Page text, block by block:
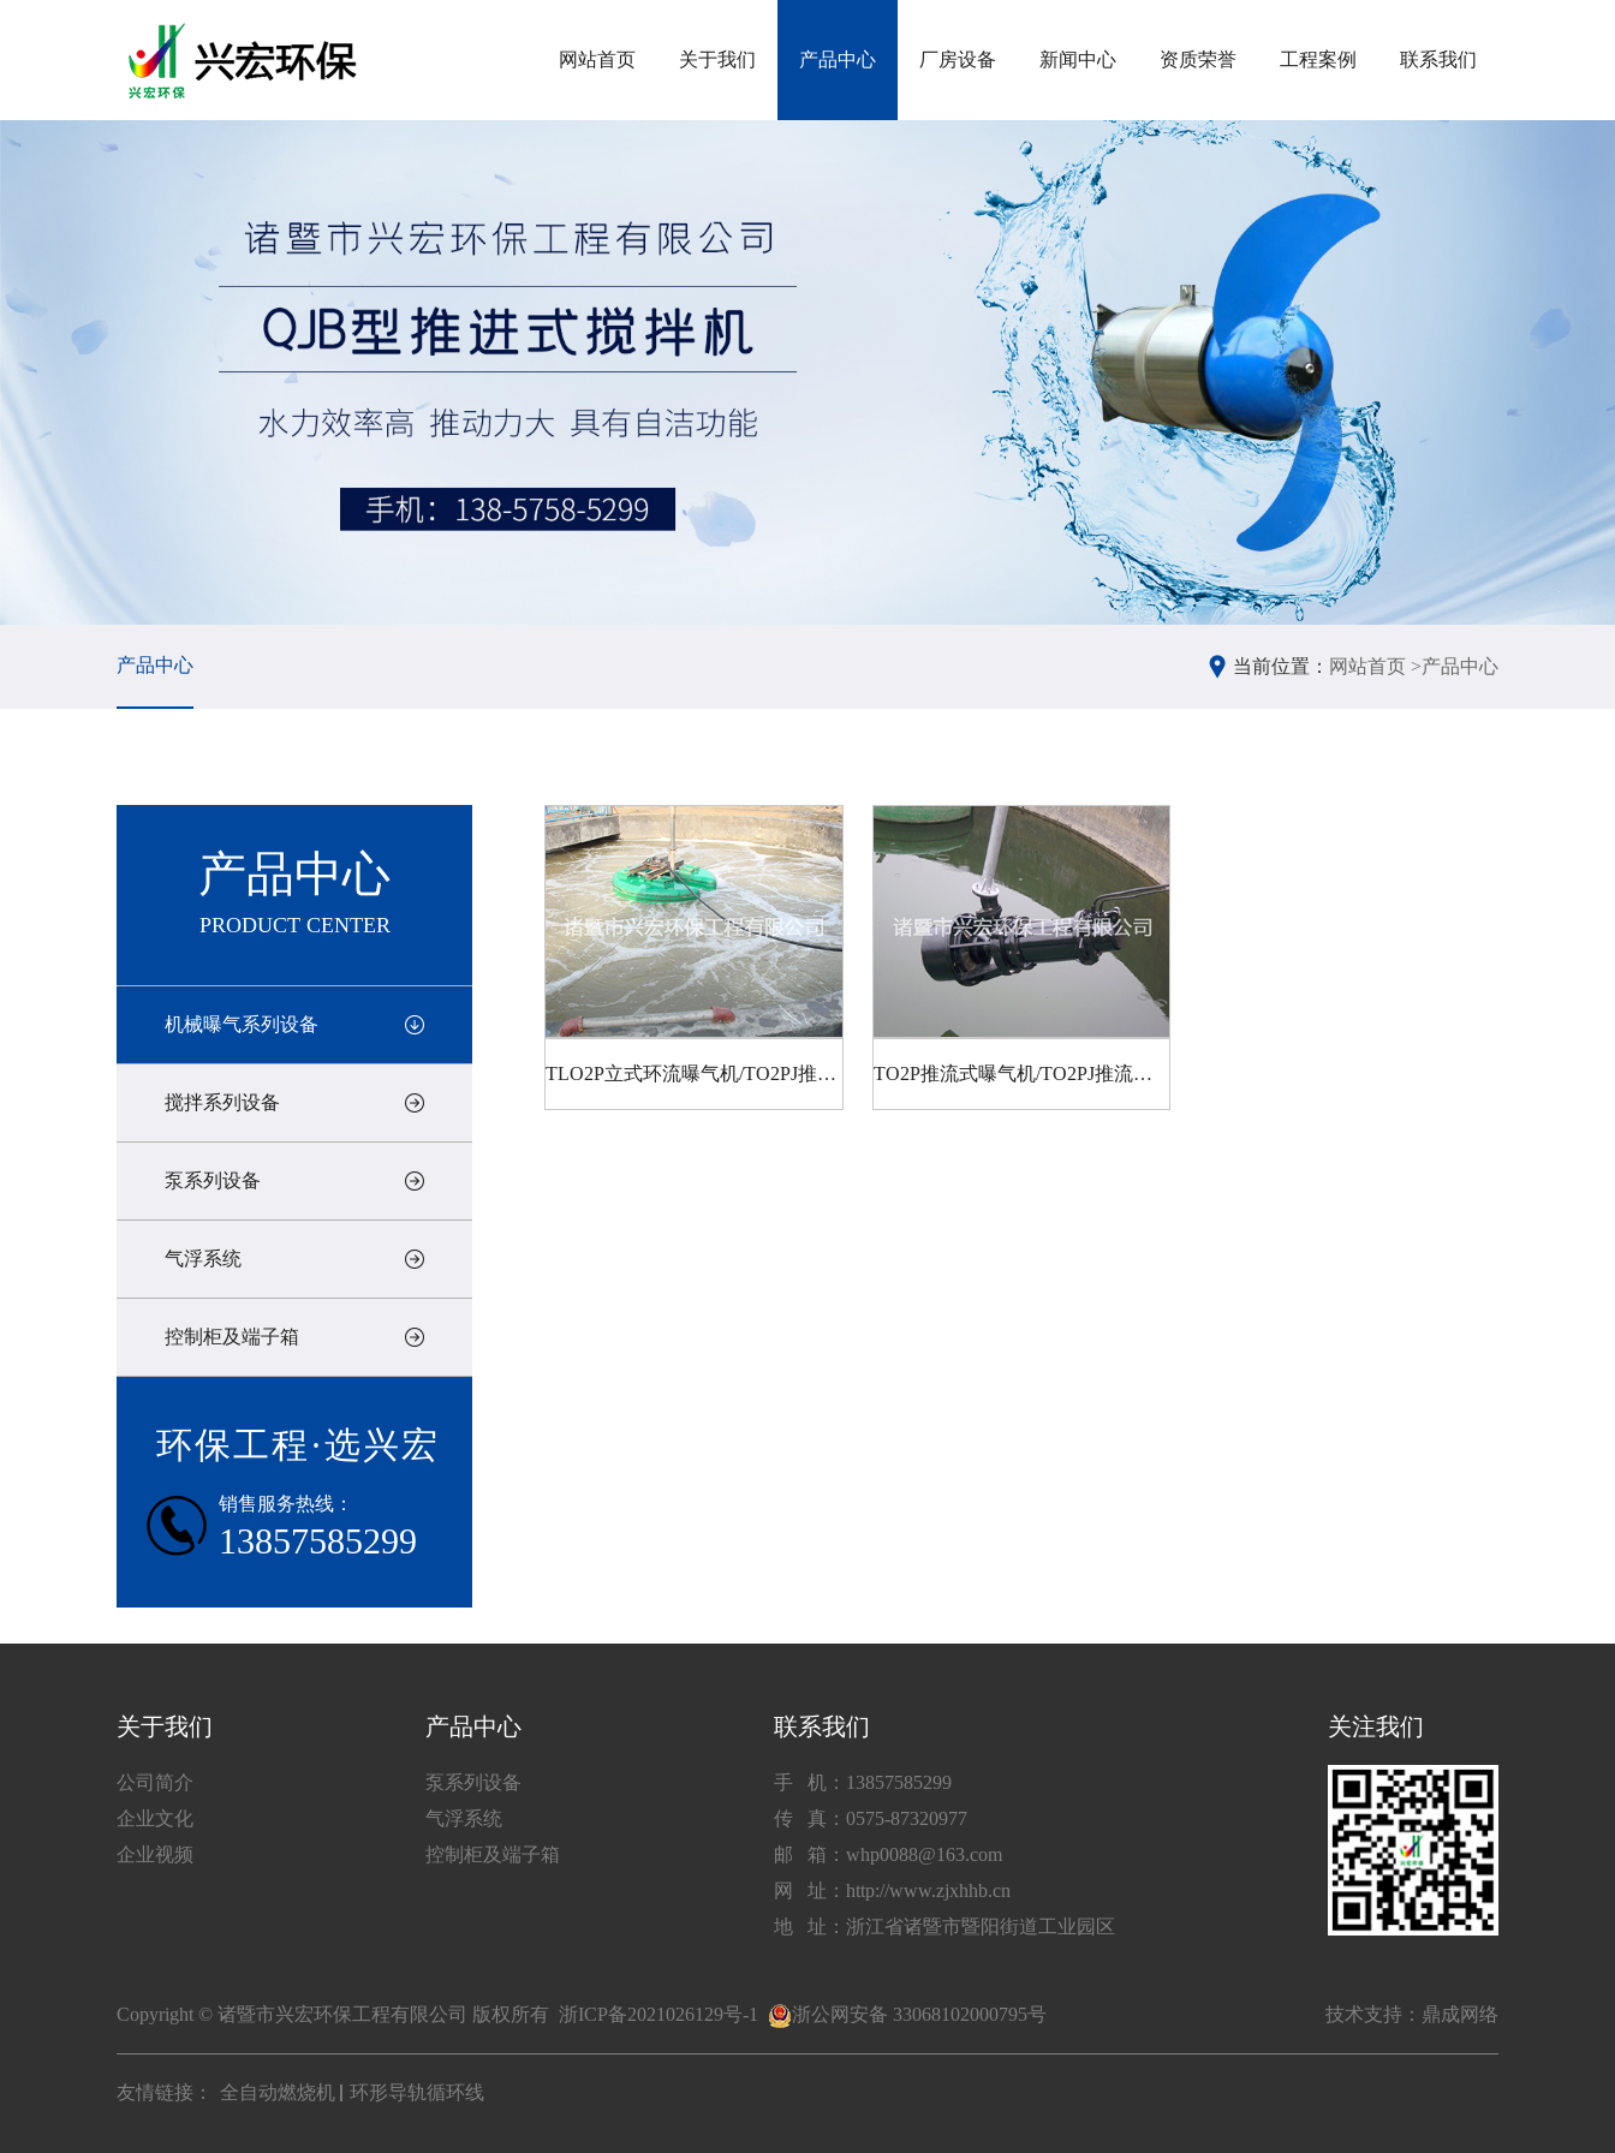
网站首页 关于我们 产品中心 厂房设备 新闻中心 资质荣誉 工程案例 联系我们
当前位置： 网站首页 >产品中心
产品中心
产品中心
PRODUCT CENTER
机械曝气系列设备
搅拌系列设备
泵系列设备
气浮系统
控制柜及端子箱
环保工程·选兴宏
销售服务热线：
13857585299
TLO2P立式环流曝气机/TO2PJ推流式曝气搅拌两用机 TO2P推流式曝气机/TO2PJ推流式曝气搅拌两用机
关于我们
公司简介
企业文化
企业视频
产品中心
泵系列设备
气浮系统
控制柜及端子箱
联系我们
手 机：13857585299
传 真：0575-87320977
邮 箱：whp0088@163.com
网 址：http://www.zjxhhb.cn
地 址：浙江省诸暨市暨阳街道工业园区
关注我们
Copyright © 诸暨市兴宏环保工程有限公司 版权所有 浙ICP备2021026129号-1 浙公网安备 33068102000795号 技术支持：鼎成网络
友情链接： 全自动燃烧机 环形导轨循环线